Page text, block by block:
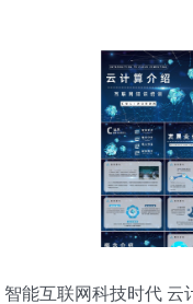
智能互联网科技时代 云